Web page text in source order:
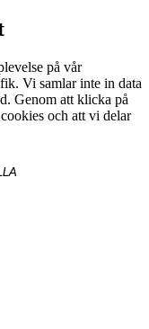
på vår
Vi samlar inte in data
Genom att klicka på
och att vi delar